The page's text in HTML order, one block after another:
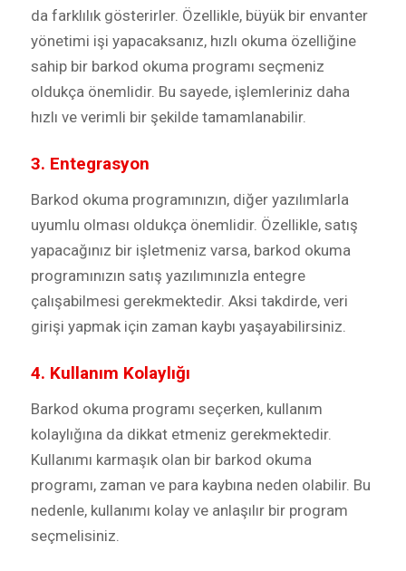
da farklılık gösterirler. Özellikle, büyük bir envanter
yönetimi işi yapacaksanız, hızlı okuma özelliğine
sahip bir barkod okuma programı seçmeniz
oldukça önemlidir. Bu sayede, işlemleriniz daha
hızlı ve verimli bir şekilde tamamlanabilir.
3. Entegrasyon
Barkod okuma programınızın, diğer yazılımlarla
uyumlu olması oldukça önemlidir. Özellikle, satış
yapacağınız bir işletmeniz varsa, barkod okuma
programınızın satış yazılımınızla entegre
çalışabilmesi gerekmektedir. Aksi takdirde, veri
girişi yapmak için zaman kaybı yaşayabilirsiniz.
4. Kullanım Kolaylığı
Barkod okuma programı seçerken, kullanım
kolaylığına da dikkat etmeniz gerekmektedir.
Kullanımı karmaşık olan bir barkod okuma
programı, zaman ve para kaybına neden olabilir. Bu
nedenle, kullanımı kolay ve anlaşılır bir program
seçmelisiniz.